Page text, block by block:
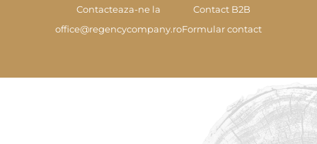
Contacteaza-ne la
office@regencycompany.ro
Contact B2B
Formular contact